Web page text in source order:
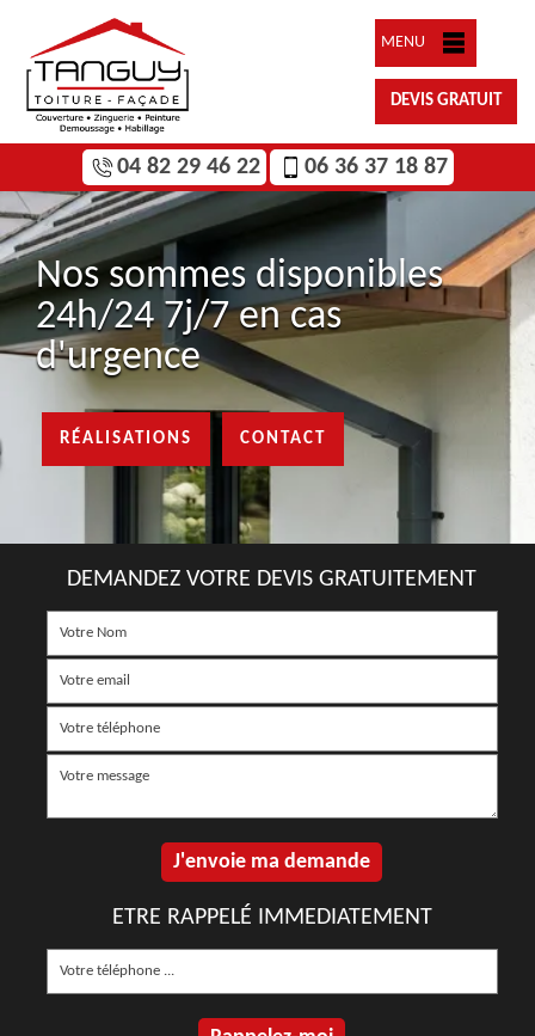
MENU
DEVIS GRATUIT
04 82 29 46 22 06 36 37 18 87
Nos sommes disponibles
24h/24 7j/7 en cas
d'urgence
RÉALISATIONS CONTACT
DEMANDEZ VOTRE DEVIS GRATUITEMENT
ETRE RAPPELÉ IMMEDIATEMENT